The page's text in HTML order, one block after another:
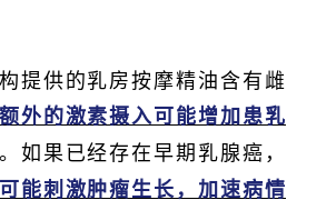
提供的乳房按摩精油含有雌
外的激素摄入可能增加患乳
。如果已经存在早期乳腺癌，
能刺激肿瘤生长，加速病情